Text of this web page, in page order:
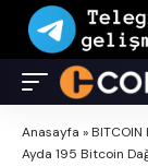
Anasayfa »
Ayda 195 Bitcoin